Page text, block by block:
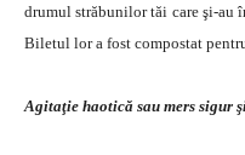
drumul străbunilor tăi care şi-au
Biletul lor a fost compostat
Agitaţie haotică sau mers sigur